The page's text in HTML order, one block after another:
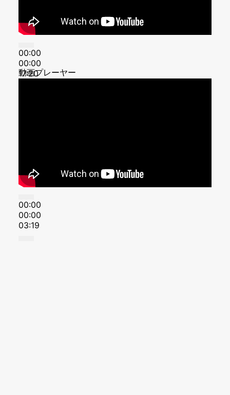
00:00
00:00
17:20
動画プレーヤー
00:00
00:00
03:19